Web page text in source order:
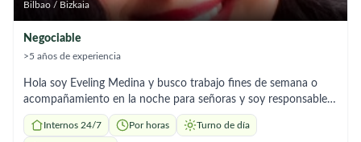
Bilbao / Bizkaia
Negociable
>5 años de experiencia
Hola soy Eveling Medina y busco trabajo fines de semana o
acompañamiento en la noche para señoras y soy responsable y
amable.
Internos 24/7 Por horas Turno de día